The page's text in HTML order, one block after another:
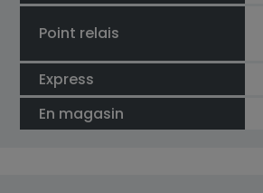
Point relais
Express
En magasin